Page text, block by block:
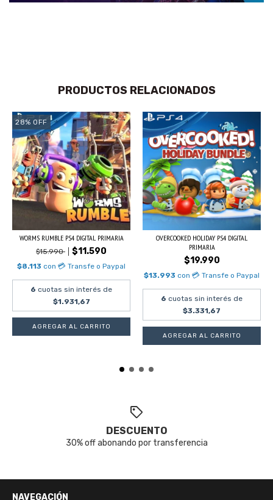
PRODUCTOS RELACIONADOS
28% OFF
WORMS RUMBLE PS4 DIGITAL PRIMARIA
$15.990 $11.590
$8.113 con 💳 Transfe o Paypal
6 cuotas sin interés de
$1.931,67
OVERCOOKED HOLIDAY PS4 DIGITAL
PRIMARIA
$19.990
$13.993 con 💳 Transfe o Paypal
6 cuotas sin interés de
$3.331,67
DESCUENTO
30% off abonando por transferencia
NAVEGACIÓN